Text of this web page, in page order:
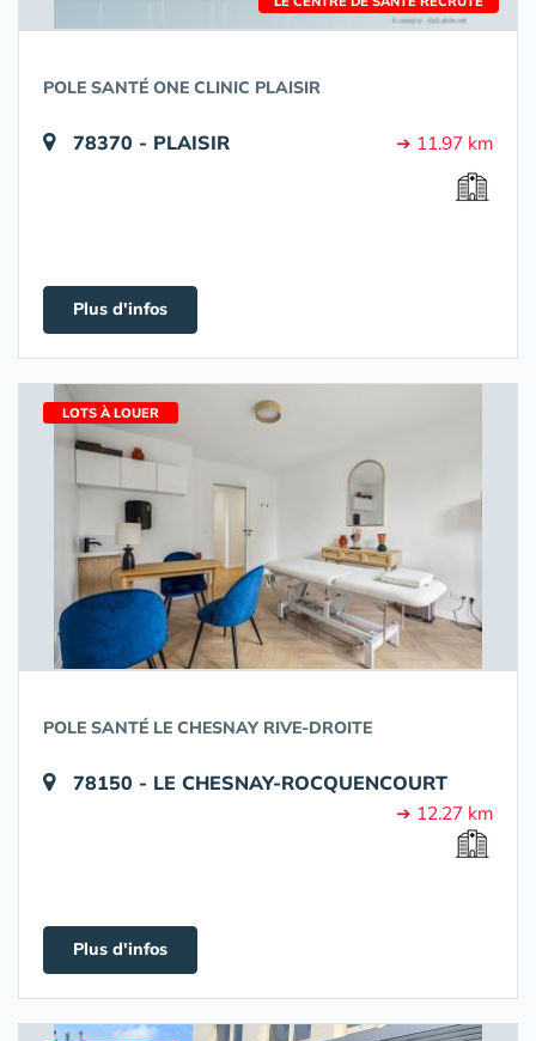
POLE SANTÉ ONE CLINIC PLAISIR
78370 - PLAISIR ➔ 11.97 km
Plus d'infos
LOTS À LOUER
POLE SANTÉ LE CHESNAY RIVE-DROITE
78150 - LE CHESNAY-ROCQUENCOURT
➔ 12.27 km
Plus d'infos